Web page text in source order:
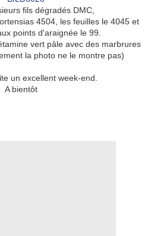
fils dégradés DMC,
4504, les feuilles le 4045 et
points d'araignée le 99.
vert pâle avec des marbrures
la photo ne le montre pas)
un excellent week-end.
A bientôt